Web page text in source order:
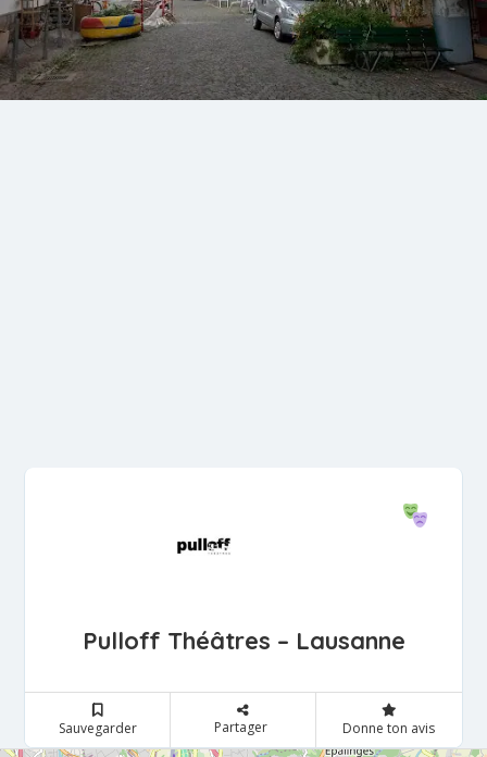
Pulloff Théâtres – Lausanne
Sauvegarder Partager Donne ton avis